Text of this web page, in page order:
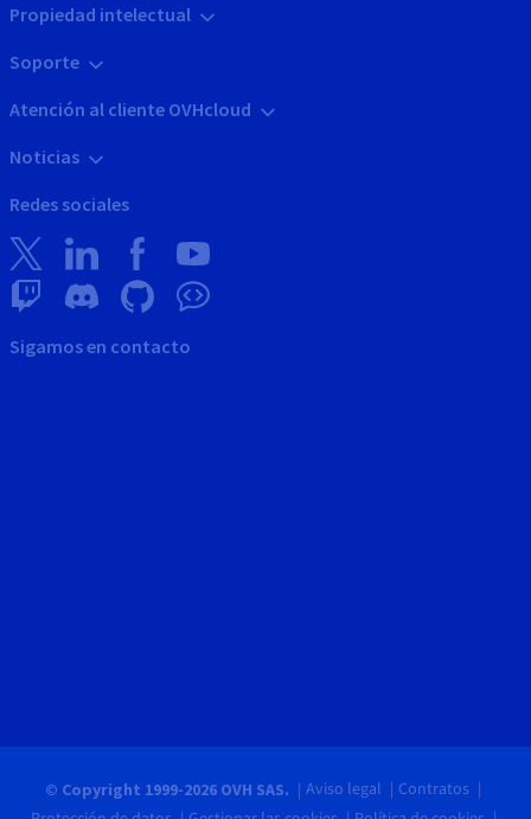
Propiedad intelectual
Soporte
Atención al cliente OVHcloud
Noticias
Redes sociales
Sigamos en contacto
© Copyright 1999-2026 OVH SAS. Aviso legal
Contratos